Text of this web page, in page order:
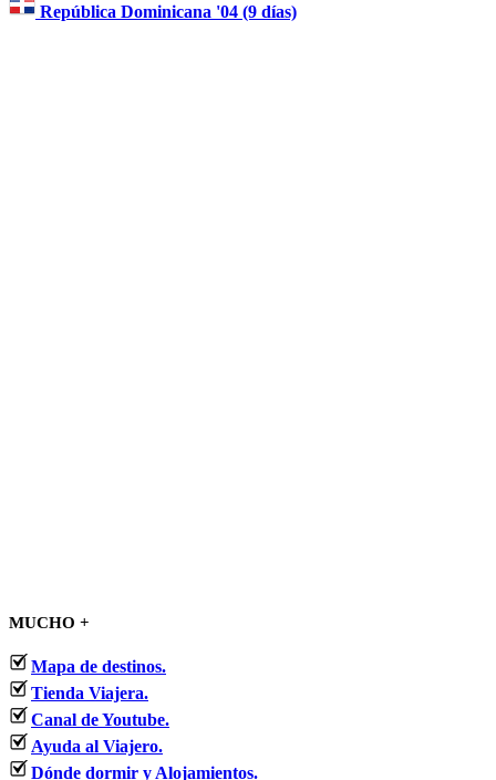
República Dominicana '04 (9 días)
MUCHO +
Mapa de destinos.
Tienda Viajera.
Canal de Youtube.
Ayuda al Viajero.
Dónde dormir y Alojamientos.